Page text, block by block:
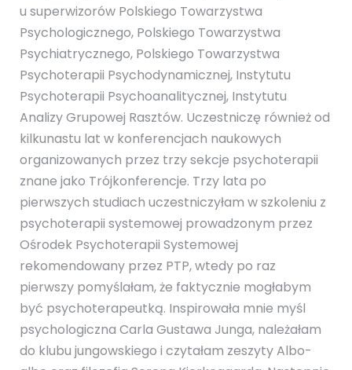
u superwizorów Polskiego Towarzystwa
Psychologicznego, Polskiego Towarzystwa
Psychiatrycznego, Polskiego Towarzystwa
Psychoterapii Psychodynamicznej, Instytutu
Psychoterapii Psychoanalitycznej, Instytutu
Analizy Grupowej Rasztów. Uczestniczę również od
kilkunastu lat w konferencjach naukowych
organizowanych przez trzy sekcje psychoterapii
znane jako Trójkonferencje. Trzy lata po
pierwszych studiach uczestniczyłam w szkoleniu z
psychoterapii systemowej prowadzonym przez
Ośrodek Psychoterapii Systemowej
rekomendowany przez PTP, wtedy po raz
pierwszy pomyślałam, że faktycznie mogłabym
być psychoterapeutką. Inspirowała mnie myśl
psychologiczna Carla Gustawa Junga, należałam
do klubu jungowskiego i czytałam zeszyty Albo-